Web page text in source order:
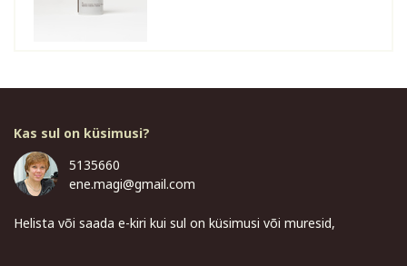
Kas sul on küsimusi?
5135660
ene.magi@gmail.com
Helista või saada e-kiri kui sul on küsimusi või muresid,